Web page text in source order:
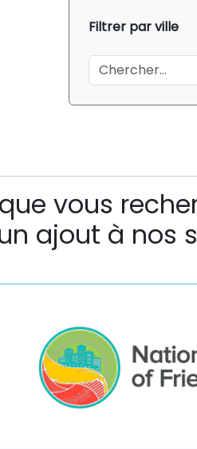
Filtrer par ville
vous
ajout à nos